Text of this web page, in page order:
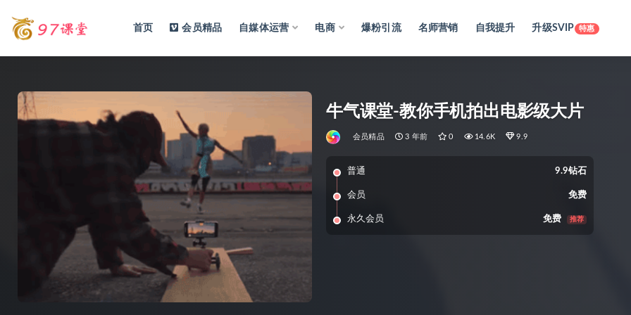
首页 会员精品 自媒体运营 电商 爆粉引流 名师营销 自我提升 升级SVIP 特惠
牛气课堂-教你手机拍出电影级大片
会员精品 3 年前 0 14.6K 9.9
普通 9.9钻石
会员 免费
永久会员 免费 推荐